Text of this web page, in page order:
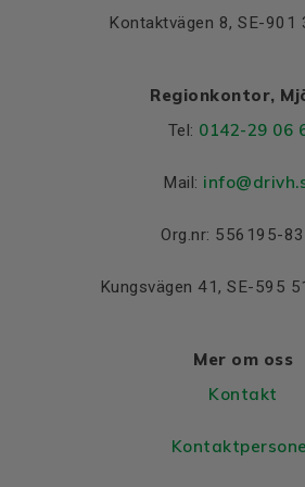
Kontaktvägen 8, SE-901
Regionkontor,
Tel: 0142-29 06
Mail:
Org.nr: 556195-
Kungsvägen 41, SE-595
Mer om oss
Kontakt